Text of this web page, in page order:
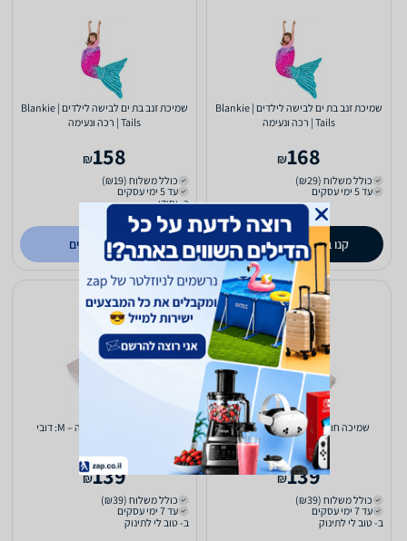
שמיכת זנב בת ים לבישה לילדים | Blankie
Tails | רכה ונעימה
168
₪
כולל משלוח (₪29)
עד 5 ימי עסקים
קנו ב- zapstore
שמיכת זנב בת ים לבישה לילדים | Blankie
Tails | רכה ונעימה
158
₪
כולל משלוח (₪19)
עד 5 ימי עסקים
ב- יחודי
0.0
(124)
לפרטים נוספים
שמיכה חורפית עם רקמה – M: תלתן
139
₪
כולל משלוח (₪39)
עד 7 ימי עסקים
ב- טוב לי לתינוק
שמיכה חורפית עם רקמה – M: דובי
139
₪
כולל משלוח (₪39)
עד 7 ימי עסקים
ב- טוב לי לתינוק